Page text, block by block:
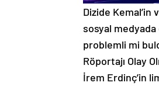
Dizide Kemal’in
sosyal medyada
problemli mi
Röportajı Olay
İrem Erdinç’in